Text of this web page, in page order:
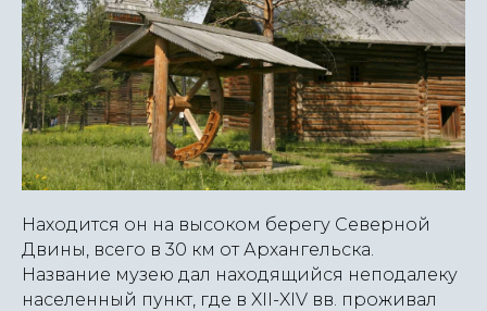
Находится он на высоком берегу Северной
Двины, всего в 30 км от Архангельска.
Название музею дал находящийся неподалеку
населенный пункт, где в XII-XIV вв. проживал